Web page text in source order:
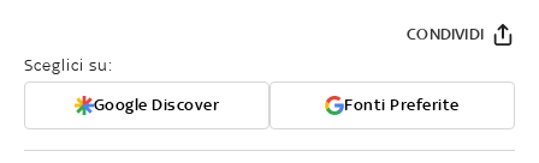
Sceglici su:
Google Discover Fonti Preferite
CONDIVIDI